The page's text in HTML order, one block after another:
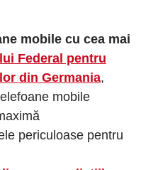
mobile cu cea mai
Federal pentru
din Germania,
mobile
periculoase pentru